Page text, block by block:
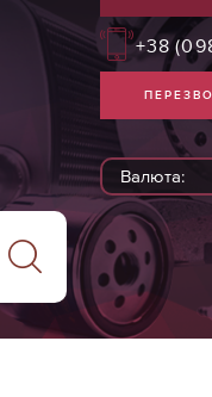
+38
Валюта: